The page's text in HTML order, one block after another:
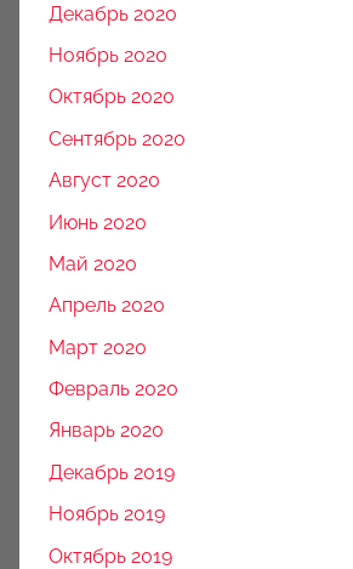
Декабрь 2020
Ноябрь 2020
Октябрь 2020
Сентябрь 2020
Август 2020
Июнь 2020
Май 2020
Апрель 2020
Март 2020
Февраль 2020
Январь 2020
Декабрь 2019
Ноябрь 2019
Октябрь 2019